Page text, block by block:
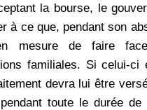
la bourse, le
à ce que, pendant son
mesure de faire
familiales. Si celui-ci
devra lui être
toute le durée de